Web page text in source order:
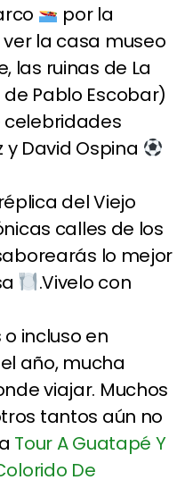
por la
la casa museo
las ruinas de La
Pablo Escobar)
celebridades
David Ospina
del Viejo
calles de los
lo mejor
.Vivelo con
incluso en
año, mucha
viajar. Muchos
tantos aún no
Tour A Guatapé Y
De